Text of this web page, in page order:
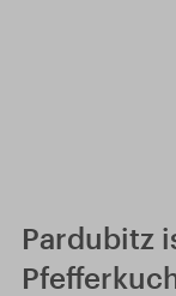
Pardubitz